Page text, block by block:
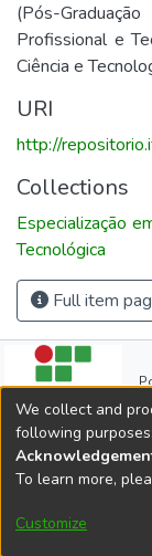
(Pós-
Profissional e
Ciência e
URI
http://
Collections
Especialização
Tecnológica
Full item
We collect and
following purposes:
To learn more,
Customize